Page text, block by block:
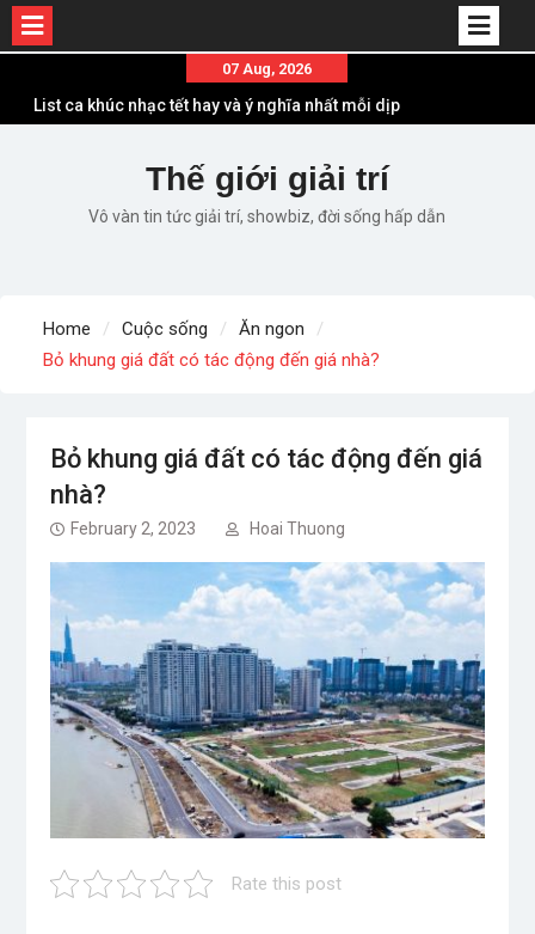
content
07 Aug, 2026
List ca khúc nhạc tết hay và ý nghĩa nhất mỗi dịp
Em ơi lên phố – Minh Vương: Màn comeback
“ngoạn mục” với triệu view
Những ca khúc nhạc xuân “sặc mùi” quảng cáo
Lời bài hát Chúng Ta của Hiện Tại – Sơn Tùng M-
TP – Full lyrics bản chuẩn
Thế giới giải trí
Vô vàn tin tức giải trí, showbiz, đời sống hấp dẫn
Home Cuộc sống
Ăn ngon
Bỏ khung giá đất có tác động đến giá nhà?
Bỏ khung giá đất có tác động đến giá
nhà?
February 2, 2023 Hoai Thuong
Rate this post